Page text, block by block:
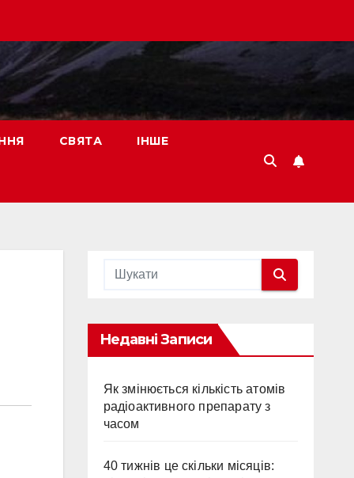
СВЯТА ІНШЕ
Недавні Записи
Як змінюється кількість атомів
радіоактивного препарату з
часом
40 тижнів це скільки місяців: